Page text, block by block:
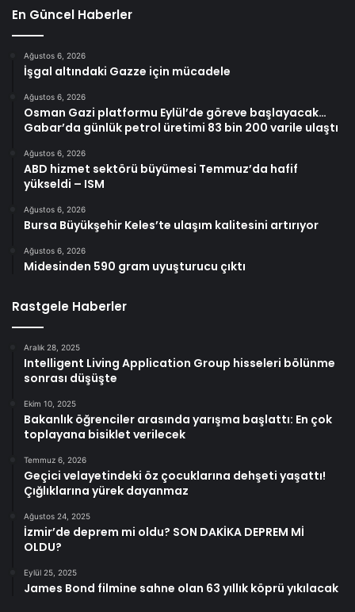
En Güncel Haberler
Ağustos 6, 2026
İşgal altındaki Gazze için mücadele
Ağustos 6, 2026
Osman Gazi platformu Eylül’de göreve başlayacak…
Gabar’da günlük petrol üretimi 83 bin 200 varile ulaştı
Ağustos 6, 2026
ABD hizmet sektörü büyümesi Temmuz’da hafif
yükseldi – ISM
Ağustos 6, 2026
Bursa Büyükşehir Keles’te ulaşım kalitesini artırıyor
Ağustos 6, 2026
Midesinden 590 gram uyuşturucu çıktı
Rastgele Haberler
Aralık 28, 2025
Intelligent Living Application Group hisseleri bölünme
sonrası düşüşte
Ekim 10, 2025
Bakanlık öğrenciler arasında yarışma başlattı: En çok
toplayana bisiklet verilecek
Temmuz 6, 2026
Geçici velayetindeki öz çocuklarına dehşeti yaşattı!
Çığlıklarına yürek dayanmaz
Ağustos 24, 2025
İzmir’de deprem mi oldu? SON DAKİKA DEPREM Mİ
OLDU?
Eylül 25, 2025
James Bond filmine sahne olan 63 yıllık köprü yıkılacak